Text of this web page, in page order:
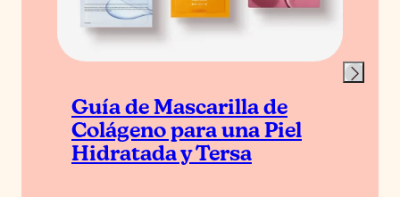
Guía de Mascarilla de
Colágeno para una Piel
Hidratada y Tersa